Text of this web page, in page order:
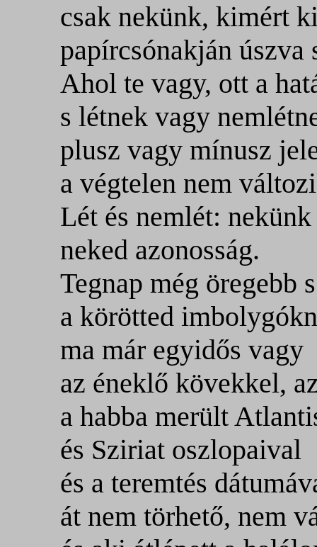
csak nekünk, kimért
papírcsónakján
Ahol te vagy, ott a
s létnek vagy
plusz vagy mínusz
a végtelen nem
Lét és nemlét:
neked azonosság.
Tegnap még öregebb
a körötted
ma már egyidős vagy
az éneklő kövekkel,
a habba merült
és Sziriat oszlopaival
és a teremtés
át nem törhető, nem